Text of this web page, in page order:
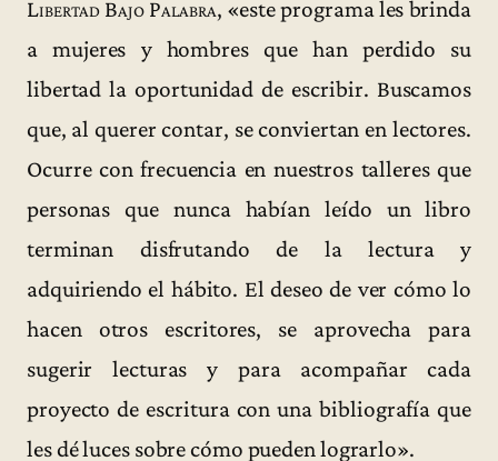
Libertad Bajo Palabra, «este programa les brinda
a mujeres y hombres que han perdido su
libertad la oportunidad de escribir. Buscamos
que, al querer contar, se conviertan en lectores.
Ocurre con frecuencia en nuestros talleres que
personas que nunca habían leído un libro
terminan disfrutando de la lectura y
adquiriendo el hábito. El deseo de ver cómo lo
hacen otros escritores, se aprovecha para
sugerir lecturas y para acompañar cada
proyecto de escritura con una bibliografía que
les dé luces sobre cómo pueden lograrlo».